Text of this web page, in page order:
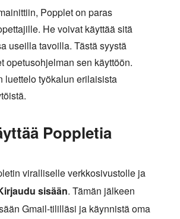
Popplet on paras
He voivat käyttää sitä
useilla tavoilla. Tästä syystä
opetusohjelman sen käyttöön.
luettelo työkalun erilaisista
Poppletia
viralliselle verkkosivustolle ja
sisään. Tämän jälkeen
Gmail-tililläsi ja käynnistä oma